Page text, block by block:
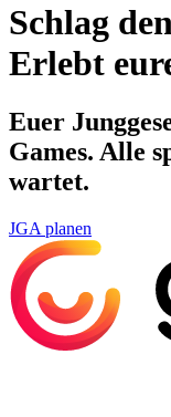
Schlag
Erlebt
Euer
Games. Alle
wartet.
JGA planen